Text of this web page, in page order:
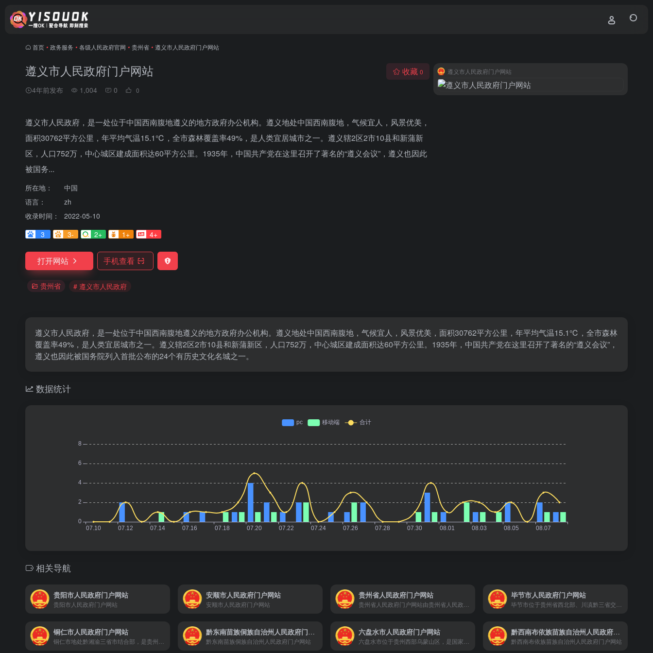
首页 • 政务服务 • 各级人民政府官网 • 贵州省 • 遵义市人民政府门户网站
遵义市人民政府门户网站
4年前发布 1,004 0 0
收藏 0
遵义市人民政府，是一处位于中国西南腹地遵义的地方政府办公机构。遵义地处中国西南腹地，气候宜人，风景优美，
面积30762平方公里，年平均气温15.1℃，全市森林覆盖率49%，是人类宜居城市之一。遵义辖2区2市10县和新蒲新
区，人口752万，中心城区建成面积达60平方公里。1935年，中国共产党在这里召开了著名的“遵义会议”，遵义也因此
被国务...
所在地：
中国
语言：
zh
收录时间：
2022-05-10
3
3- 2+ 1+ 4+
打开网站 手机查看
贵州省 # 遵义市人民政府
遵义市人民政府门户网站
遵义市人民政府，是一处位于中国西南腹地遵义的地方政府办公机构。遵义地处中国西南腹地，气候宜人，风景优美，面积30762平方公里，年平均气温15.1℃，全市森林
覆盖率49%，是人类宜居城市之一。遵义辖2区2市10县和新蒲新区，人口752万，中心城区建成面积达60平方公里。1935年，中国共产党在这里召开了著名的“遵义会议”，
遵义也因此被国务院列入首批公布的24个有历史文化名城之一。
数据统计
相关导航
贵阳市人民政府门户网站
贵阳市人民政府门户网站
安顺市人民政府门户网站
安顺市人民政府门户网站
贵州省人民政府门户网站 毕节市人民政府门户网站
铜仁市人民政府门户网站 黔东南苗族侗族自治州人民政府门户网站
黔东南苗族侗族自治州人民政府门户网站
六盘水市人民政府门户网站 黔西南布依族苗族自治州人民政府门户网站
黔西南布依族苗族自治州人民政府门户网站